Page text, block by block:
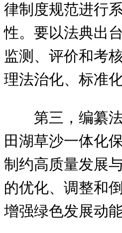
律制度规范进行
性。要以法典出
监测、评价和考
理法治化、标准
第三，编纂
田湖草沙一体化
制约高质量发展
的优化、调整和
增强绿色发展动